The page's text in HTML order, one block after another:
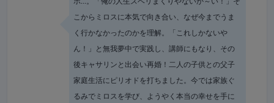
こからミロスに本気で向き合い、なぜ今までうま
く行かなかったのかを理解。「これしかないや
ん！」と無我夢中で実践し、講師にもなり、その
後キャサリンと出会い再婚！二人の子供との父子
家庭生活にピリオドを打ちました。今では家族ぐ
るみでミロスを学び、ようやく本当の幸せを手に